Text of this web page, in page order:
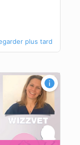
plus tard